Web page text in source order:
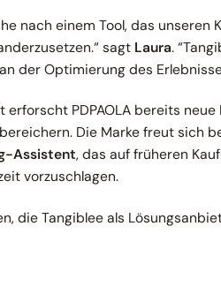
nach einem Tool, das
“ sagt Laura. “
der Optimierung des
erforscht PDPAOLA bereits
Die Marke freut sich
Assistent, das auf früheren
vorzuschlagen.
die Tangiblee als